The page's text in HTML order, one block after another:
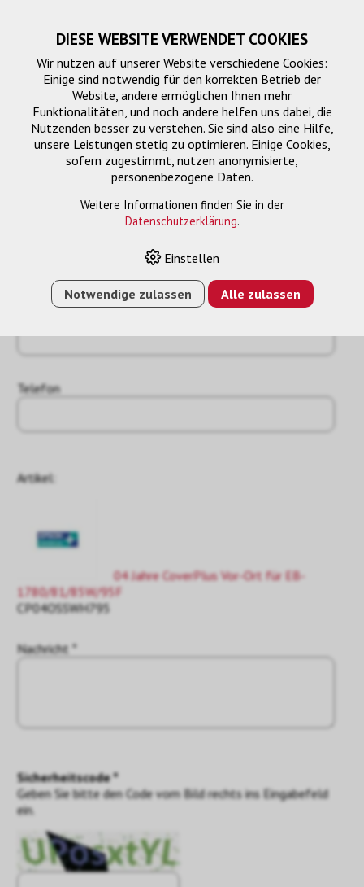
Telefon
Artikel:
04 Jahre CoverPlus Vor-Ort für EB-
1780/81/85W/95F
CP04OSSWH795
Nachricht *
Sicherheitscode *
Geben Sie bitte den Code vom Bild rechts ins Eingabefeld
ein.
DIESE WEBSITE VERWENDET COOKIES
Wir nutzen auf unserer Website verschiedene Cookies:
Einige sind notwendig für den korrekten Betrieb der
Website, andere ermöglichen Ihnen mehr
Funktionalitäten, und noch andere helfen uns dabei, die
Nutzenden besser zu verstehen. Sie sind also eine Hilfe,
unsere Leistungen stetig zu optimieren. Einige Cookies,
sofern zugestimmt, nutzen anonymisierte,
personenbezogene Daten.
Weitere Informationen finden Sie in der
Datenschutzerklärung.
Einstellen
Notwendige zulassen Alle zulassen